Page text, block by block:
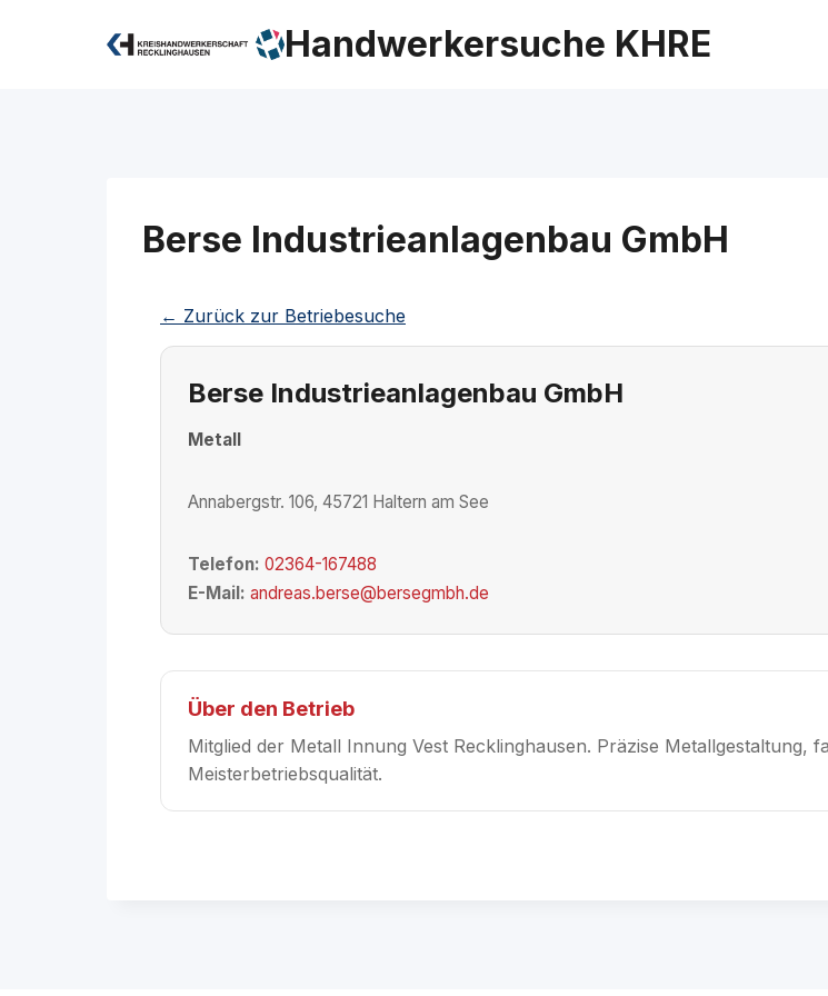
Handwerkersuche KHRE
Berse Industrieanlagenbau GmbH
← Zurück zur Betriebesuche
Berse Industrieanlagenbau GmbH
Metall
Annabergstr. 106, 45721 Haltern am See
Telefon: 02364-167488
E-Mail: andreas.berse@bersegmbh.de
Über den Betrieb
Mitglied der Metall Innung Vest Recklinghausen. Präzise Metallgestaltung,
Meisterbetriebsqualität.